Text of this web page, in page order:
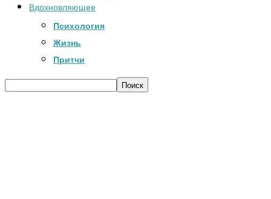
Вдохновляющее
Психология
Жизнь
Притчи